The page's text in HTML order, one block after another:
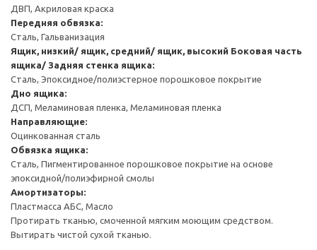
ДВП, Акриловая краска
Передняя обвязка:
Сталь, Гальванизация
Ящик, низкий/ ящик, средний/ ящик, высокий Боковая часть
ящика/ Задняя стенка ящика:
Сталь, Эпоксидное/полиэстерное порошковое покрытие
Дно ящика:
ДСП, Меламиновая пленка, Меламиновая пленка
Направляющие:
Оцинкованная сталь
Обвязка ящика:
Сталь, Пигментированное порошковое покрытие на основе
эпоксидной/полиэфирной смолы
Амортизаторы:
Пластмасса АБС, Масло
Протирать тканью, смоченной мягким моющим средством.
Вытирать чистой сухой тканью.